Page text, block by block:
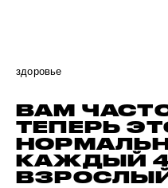
здоровье
ВАМ
ТЕПЕРЬ
КАЖДЫЙ